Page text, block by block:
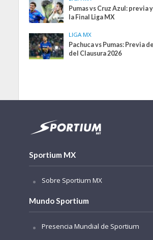
Pumas vs Cruz Azul: previa
la Final Liga MX
LIGA MX
Pachuca vs Pumas: Previa
del Clausura 2026
Sportium MX
Sobre Sportium MX
Mundo Sportium
Presencia Mundial de Sportium